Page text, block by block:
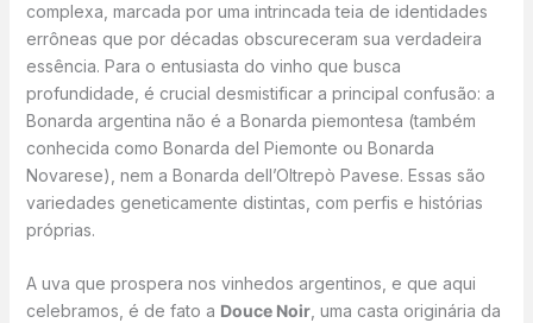
complexa, marcada por uma intrincada teia de identidades
errôneas que por décadas obscureceram sua verdadeira
essência. Para o entusiasta do vinho que busca
profundidade, é crucial desmistificar a principal confusão: a
Bonarda argentina não é a Bonarda piemontesa (também
conhecida como Bonarda del Piemonte ou Bonarda
Novarese), nem a Bonarda dell’Oltrepò Pavese. Essas são
variedades geneticamente distintas, com perfis e histórias
próprias.
A uva que prospera nos vinhedos argentinos, e que aqui
celebramos, é de fato a Douce Noir, uma casta originária da